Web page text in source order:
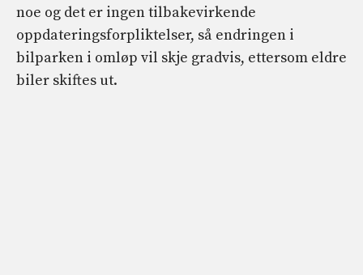
noe og det er ingen tilbakevirkende
oppdateringsforpliktelser, så endringen i
bilparken i omløp vil skje gradvis, ettersom eldre
biler skiftes ut.